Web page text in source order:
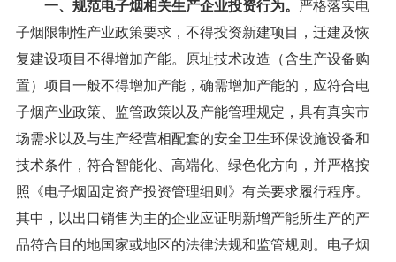
一、规范电子烟相关生产企业投资行为。 严格落实电
子烟限制性产业政策要求，不得投资新建项目，迁建及恢
复建设项目不得增加产能。原址技术改造（含生产设备购
置）项目一般不得增加产能，确需增加产能的，应符合电
子烟产业政策、监管政策以及产能管理规定，具有真实市
场需求以及与生产经营相配套的安全卫生环保设施设备和
技术条件，符合智能化、高端化、绿色化方向，并严格按
照《电子烟固定资产投资管理细则》有关要求履行程序。
其中，以出口销售为主的企业应证明新增产能所生产的产
品符合目的地国家或地区的法律法规和监管规则。电子烟